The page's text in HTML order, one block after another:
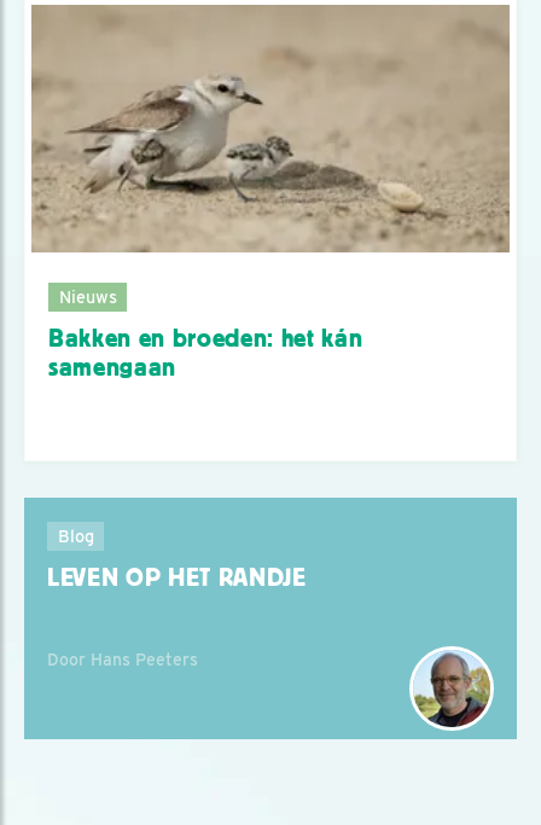
Nieuws
Bakken en broeden: het kán
samengaan
Blog
LEVEN OP HET RANDJE
Door Hans Peeters